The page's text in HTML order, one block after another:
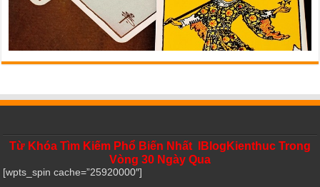
Từ Khóa Tìm Kiếm Phổ Biến Nhất IBlogKienthuc Trong
Vòng 30 Ngày Qua
[wpts_spin cache=”25920000″]